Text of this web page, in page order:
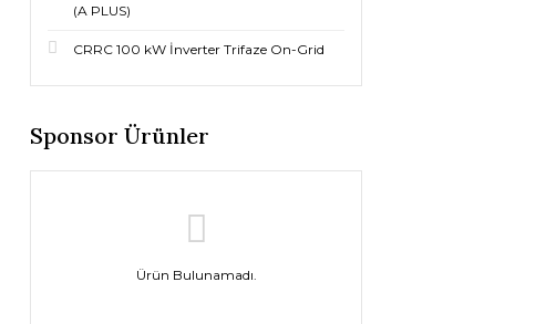
(A PLUS)
CRRC 100 kW İnverter Trifaze On-Grid
Sponsor Ürünler
Ürün Bulunamadı.